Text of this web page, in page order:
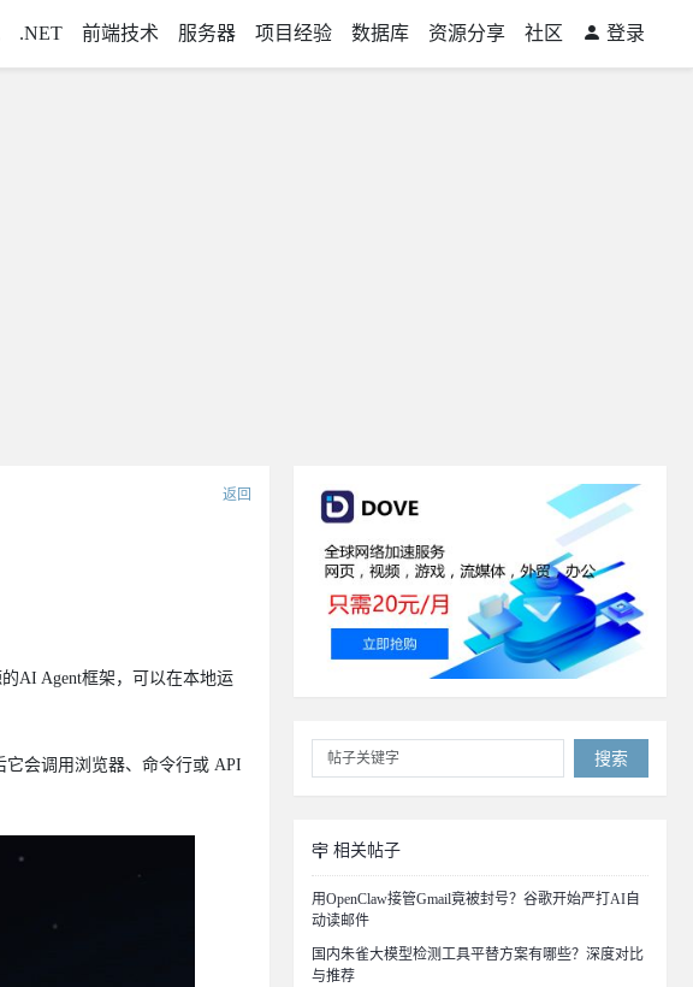
.NET 前端技术 服务器 项目经验 数据库 资源分享 社区 登录
返回
AI Agent框架，可以在本地运
它会调用浏览器、命令行或 API
搜索
相关帖子
用OpenClaw接管Gmail竟被封号？谷歌开始严打AI自
动读邮件
国内朱雀大模型检测工具平替方案有哪些？深度对比
与推荐